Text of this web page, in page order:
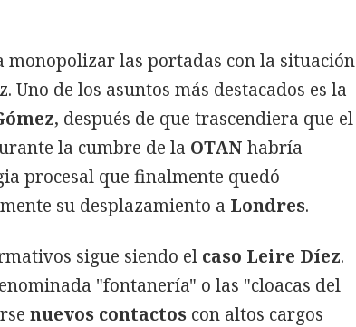
las portadas con la situación
Uno de los asuntos más destacados es la
, después de que trascendiera que el
la cumbre de la OTAN habría
procesal que finalmente quedó
su desplazamiento a Londres.
sigue siendo el caso Leire Díez.
"fontanería" o las "cloacas del
nuevos contactos con altos cargos